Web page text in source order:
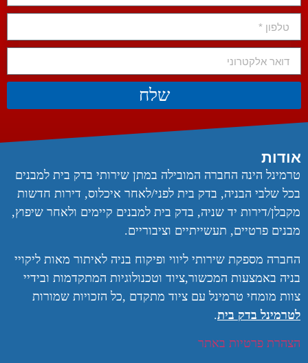
שלח
אודות
טרמינל הינה החברה המובילה במתן שירותי בדק בית למבנים
בכל שלבי הבניה, בדק בית לפני/לאחר איכלוס, דירות חדשות
מקבלן/דירות יד שניה, בדק בית למבנים קיימים ולאחר שיפוץ,
מבנים פרטיים, תעשייתיים וציבוריים.
החברה מספקת שירותי ליווי ופיקוח בניה לאיתור מאות ליקויי
בניה באמצעות המכשור,ציוד וטכנולוגיות המתקדמות ובידיי
צוות מומחי טרמינל עם ציוד מתקדם ,כל הזכויות שמורות
לטרמינל בדק בית.
הצהרת פרטיות באתר